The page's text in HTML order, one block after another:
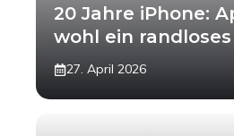
20 Jahre iPhone:
wohl ein
27. April 2026